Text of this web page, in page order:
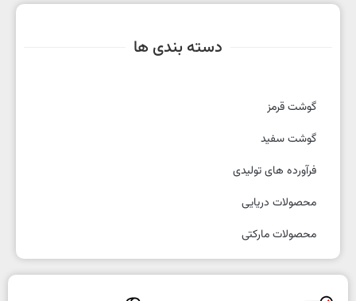
دسته بندی ها
گوشت قرمز
گوشت سفید
فرآورده های تولیدی
محصولات دریایی
محصولات مارکتی